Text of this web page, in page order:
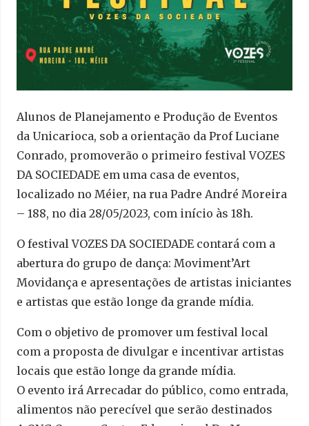
Alunos de Planejamento e Produção de Eventos
da Unicarioca, sob a orientação da Prof Luciane
Conrado, promoverão o primeiro festival VOZES
DA SOCIEDADE em uma casa de eventos,
localizado no Méier, na rua Padre André Moreira
– 188, no dia 28/05/2023, com início às 18h.
O festival VOZES DA SOCIEDADE contará com a
abertura do grupo de dança: Moviment’Art
Movidança e apresentações de artistas iniciantes
e artistas que estão longe da grande mídia.
Com o objetivo de promover um festival local
com a proposta de divulgar e incentivar artistas
locais que estão longe da grande mídia.
O evento irá Arrecadar do público, como entrada,
alimentos não perecível que serão destinados